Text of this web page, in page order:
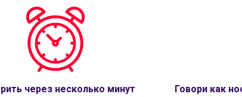
через несколько минут
Говори как